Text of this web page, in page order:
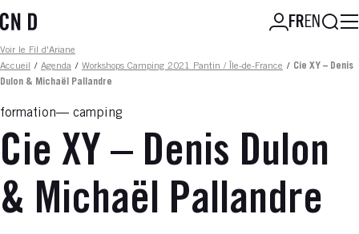
au
principal
FREN
Fil d'ariane
Voir le Fil d'Ariane
Accueil
/ Agenda / Workshops Camping 2021 Pantin / Île-de-France / Cie XY – Denis
Dulon & Michaël Pallandre
formation camping
Cie XY – Denis Dulon
& Michaël Pallandre